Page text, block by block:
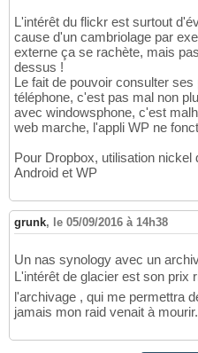
L'intérêt du flickr est surtout
cause d'un cambriolage par
externe ça se rachète, mais
dessus !
Le fait de pouvoir consulter
téléphone, c'est pas mal non
avec windowsphone, c'est
web marche, l'appli WP ne
Pour Dropbox, utilisation
Android et WP
grunk, le 05/09/2016 à 14h38
Un nas synology avec un
L'intérêt de glacier est son prix
l'archivage , qui me permettra
jamais mon raid venait à mourir.